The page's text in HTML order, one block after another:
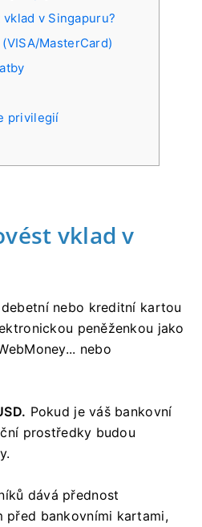
v Singapuru?
MasterCard)
privilegií
vklad v
nebo kreditní kartou
peněženkou jako
nebo
Pokud je váš bankovní
prostředky budou
dává přednost
před bankovními kartami,